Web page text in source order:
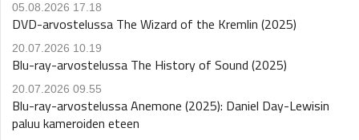
05.08.2026 17.18
DVD-arvostelussa The Wizard of the Kremlin (2025)
20.07.2026 10.19
Blu-ray-arvostelussa The History of Sound (2025)
20.07.2026 09.55
Blu-ray-arvostelussa Anemone (2025): Daniel Day-Lewisin
paluu kameroiden eteen